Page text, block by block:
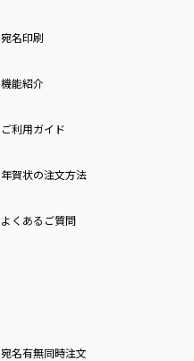
宛名印刷
機能紹介
ご利用ガイド
年賀状の注文方法
よくあるご質問
宛名有無同時注文